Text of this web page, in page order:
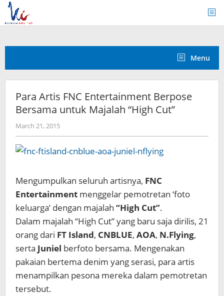
Skip
content
Menu
Para Artis FNC Entertainment Berpose
Bersama untuk Majalah “High Cut”
March 21, 2015by
Koreanindo
Mengumpulkan seluruh artisnya, FNC
Entertainment menggelar pemotretan ‘foto
keluarga’ dengan majalah “High Cut”.
Dalam majalah “High Cut” yang baru saja dirilis, 21
orang dari FT Island, CNBLUE, AOA, N.Flying,
serta Juniel berfoto bersama. Mengenakan
pakaian bertema denim yang serasi, para artis
menampilkan pesona mereka dalam pemotretan
tersebut.